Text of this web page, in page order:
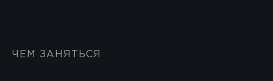
ЧЕМ ЗАНЯТЬСЯ